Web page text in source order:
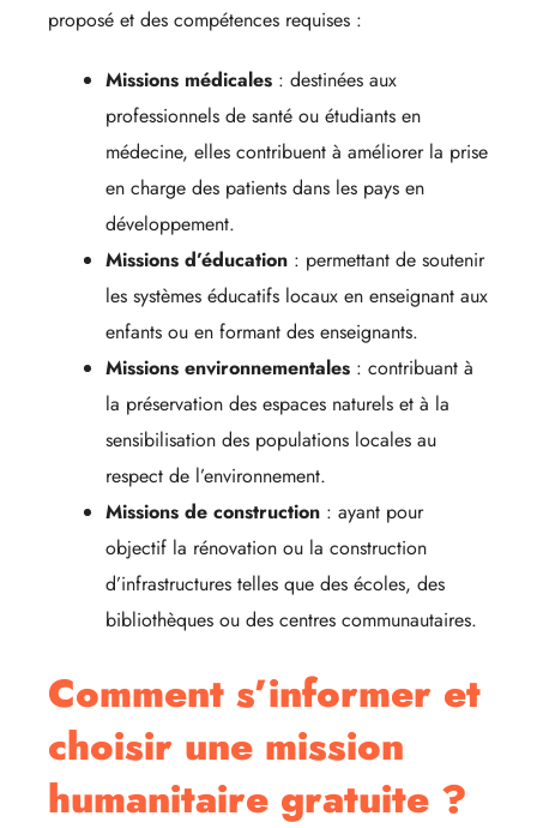
proposé et des compétences requises :
Missions médicales : destinées aux
professionnels de santé ou étudiants en
médecine, elles contribuent à améliorer la prise
en charge des patients dans les pays en
développement.
Missions d’éducation : permettant de soutenir
les systèmes éducatifs locaux en enseignant aux
enfants ou en formant des enseignants.
Missions environnementales : contribuant à
la préservation des espaces naturels et à la
sensibilisation des populations locales au
respect de l’environnement.
Missions de construction : ayant pour
objectif la rénovation ou la construction
d’infrastructures telles que des écoles, des
bibliothèques ou des centres communautaires.
Comment s’informer et
choisir une mission
humanitaire gratuite ?